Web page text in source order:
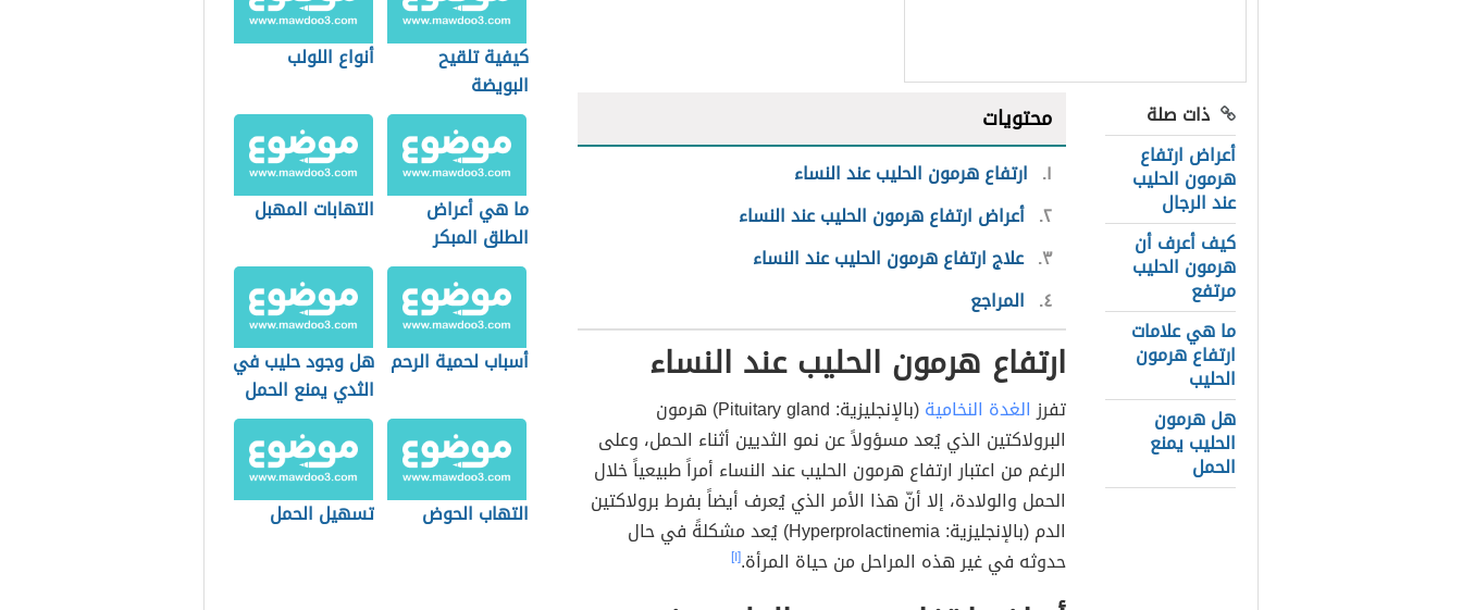
ذات صلة
أعراض ارتفاع
هرمون الحليب
عند الرجال
كيف أعرف أن
هرمون الحليب
مرتفع
ما هي علامات
ارتفاع هرمون
الحليب
هل هرمون
الحليب يمنع
الحمل
محتويات
١ ارتفاع هرمون الحليب عند النساء
٢ أعراض ارتفاع هرمون الحليب عند النساء
٣ علاج ارتفاع هرمون الحليب عند النساء
٤ المراجع
ارتفاع هرمون الحليب عند النساء
تفرزالغدة النخامية
(بالإنجليزية: Pituitary gland) هرمون
البرولاكتين الذي يُعد مسؤولاً عن نمو الثديين أثناء الحمل، وعلى
الرغم من اعتبار ارتفاع هرمون الحليب عند النساء أمراً طبيعياً خلال
الحمل والولادة، إلا أنّ هذا الأمر الذي يُعرف أيضاً بفرط برولاكتين
الدم (بالإنجليزية: Hyperprolactinemia) يُعد مشكلةً في حال
حدوثه في غير هذه المراحل من حياة المرأة.[١]
كيفية تلقيح
البويضة
أنواع اللولب
ما هي أعراض
الطلق المبكر
التهابات المهبل
أسباب لحمية الرحم هل وجود حليب في
الثدي يمنع الحمل
التهاب الحوض تسهيل الحمل